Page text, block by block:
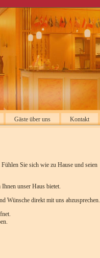
Gäste über uns Kontakt
Sie sich wie zu Hause und seien
unser Haus bietet.
Wünsche direkt mit uns abzusprechen.